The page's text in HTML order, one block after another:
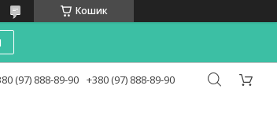
Кошик
(97) 888-89-90 +380 (97) 888-89-90